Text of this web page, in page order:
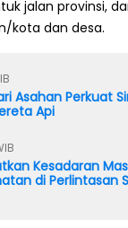
jalan provinsi,
kota dan desa.
Asahan Perkuat
Api
Kesadaran
di Perlintasan